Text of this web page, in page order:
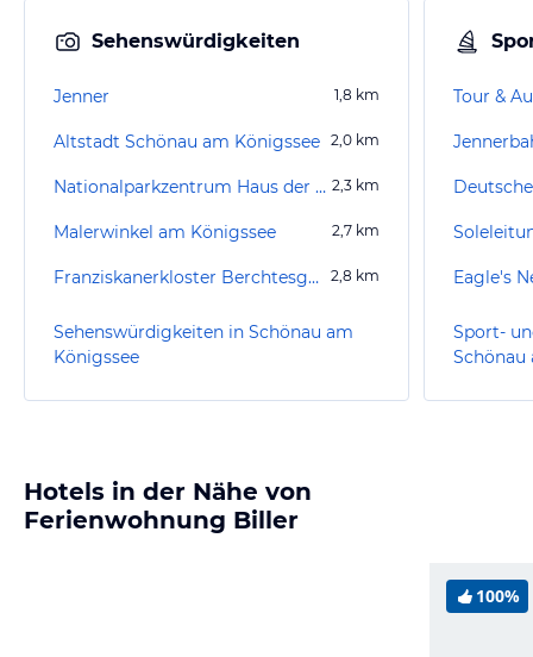
Sehenswürdigkeiten
Jenner 1,8 km
Altstadt Schönau am Königssee 2,0 km
Nationalparkzentrum Haus der Berge 2,3 km
Malerwinkel am Königssee 2,7 km
Franziskanerkloster Berchtesgaden 2,8 km
Sehenswürdigkeiten in Schönau am
Königssee
Tour &
Eagle's
Sport-
Schönau
Hotels in der Nähe von
Ferienwohnung Biller
100%